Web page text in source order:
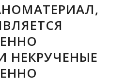
НЕКРУЧЕНЫЕ